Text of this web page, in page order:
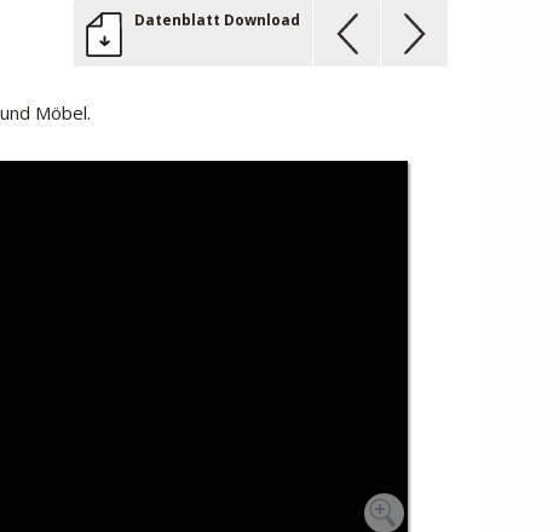
Datenblatt Download
Möbel.